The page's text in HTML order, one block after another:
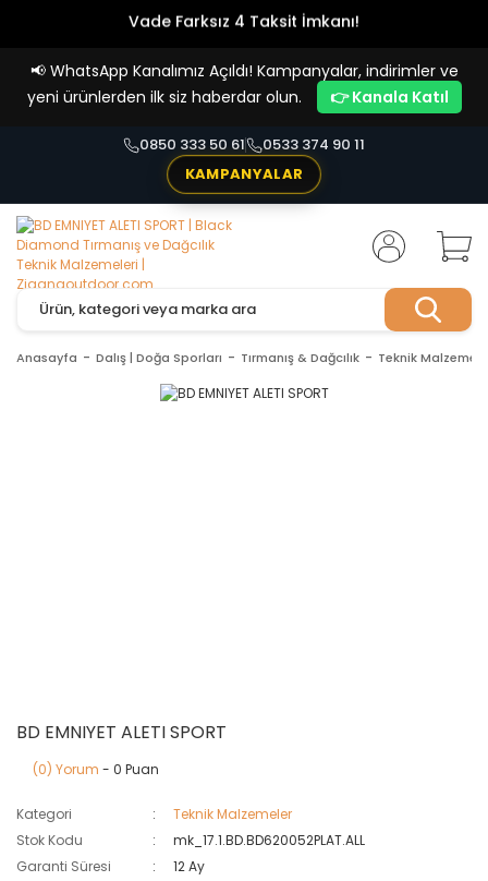
Vade Farksız 4 Taksit İmkanı!
📢 WhatsApp Kanalımız Açıldı! Kampanyalar, indirimler ve
yeni ürünlerden ilk siz haberdar olun.
👉 Kanala Katıl
0850 333 50 61
0533 374 90 11
KAMPANYALAR
Anasayfa Dalış | Doğa Sporları Tırmanış & Dağcılık Teknik
BD EMNIYET ALETI SPORT
(0) Yorum - 0 Puan
Kategori
Teknik Malzemeler
Stok Kodu
mk_17.1.BD.BD620052PLAT.ALL
Garanti Süresi
12 Ay